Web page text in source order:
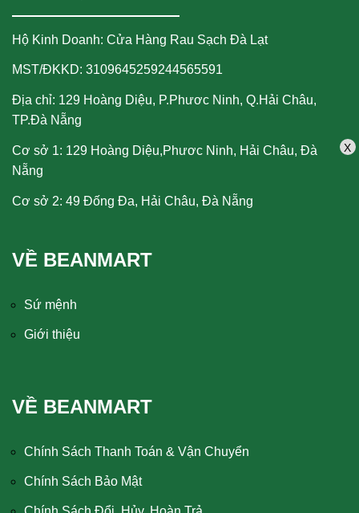
X
Hộ Kinh Doanh: Cửa Hàng Rau Sạch Đà Lạt
MST/ĐKKD: 3109645259244565591
Địa chỉ: 129 Hoàng Diệu, P.Phươc Ninh, Q.Hải Châu,
TP.Đà Nẵng
Cơ sở 1: 129 Hoàng Diệu,Phươc Ninh, Hải Châu, Đà
Nẵng
Cơ sở 2: 49 Đống Đa, Hải Châu, Đà Nẵng
VỀ BEANMART
Sứ mệnh
Giới thiệu
VỀ BEANMART
Chính Sách Thanh Toán & Vận Chuyển
Chính Sách Bảo Mật